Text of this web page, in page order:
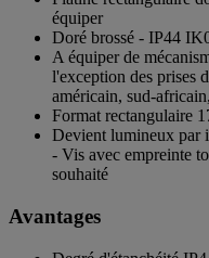
équiper
Doré brossé - IP44
A équiper de
l'exception des prises
américain, sud-
Format rectangulaire
Devient lumineux par
- Vis avec empreinte
souhaité
Avantages